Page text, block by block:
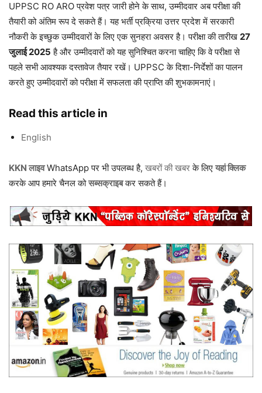
UPPSC RO ARO प्रवेश पत्र जारी होने के साथ, उम्मीदवार अब परीक्षा की
तैयारी को अंतिम रूप दे सकते हैं। यह भर्ती प्रक्रिया उत्तर प्रदेश में सरकारी
नौकरी के इच्छुक उम्मीदवारों के लिए एक सुनहरा अवसर है। परीक्षा की तारीख 27
जुलाई 2025 है और उम्मीदवारों को यह सुनिश्चित करना चाहिए कि वे परीक्षा से
पहले सभी आवश्यक दस्तावेज तैयार रखें। UPPSC के दिशा-निर्देशों का पालन
करते हुए उम्मीदवारों को परीक्षा में सफलता की प्राप्ति की शुभकामनाएं।
Read this article in
English
KKN लाइवWhatsApp पर भी उपलब्ध है, खबरों की खबरके लिए यहां क्लिक
करके आप हमारे चैनल कोसब्सक्राइबकर सकते हैं।